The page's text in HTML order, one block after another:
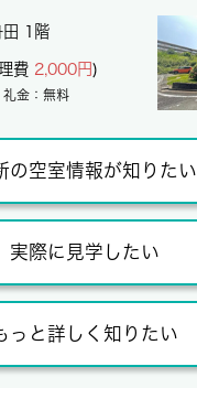
田 1階
費 2,000円)
金：無料
の空室情報が知りたい
実際に見学したい
っと詳しく知りたい